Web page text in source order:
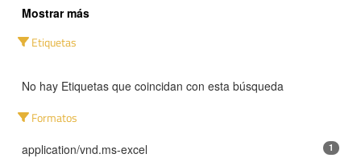
Mostrar más
Etiquetas
No hay Etiquetas que coincidan con esta búsqueda
Formatos
application/vnd.ms-excel 1